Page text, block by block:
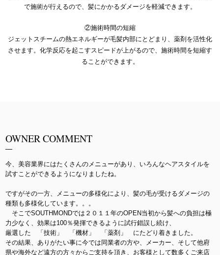
で施術が行えるので、髪にかかるダメージを軽減できます。
②施術時間の短縮
ジェットスチームの熱エネルギーが毛髪内部にとどまり、薬剤を活性化
させます。化学反応を起こすスピードが上がるので、施術時間を短縮す
ることができます。
OWNER COMMENT
今、美容業界にはたくさんのメニューがあり、いろんなヘアスタイルを
試すことができるようになりましたね。
ですがその一方、メニューの多様化により、髪の毛が受けるダメージの
種類も多様化しています。。。
そこでSOUTHMONDでは２０１１年のOPEN当初から髪への負担は極
力少なく、効果は100％発揮できるように試行錯誤し続け、
厳選した 「技術」 「機材」 「薬剤」 にたどり着きました。
その結果、ありがたい事に今では同業者の方や、メーカー、そして他府
県や海外など遠方の方々からご支持を頂き、お客様として数多くご来店